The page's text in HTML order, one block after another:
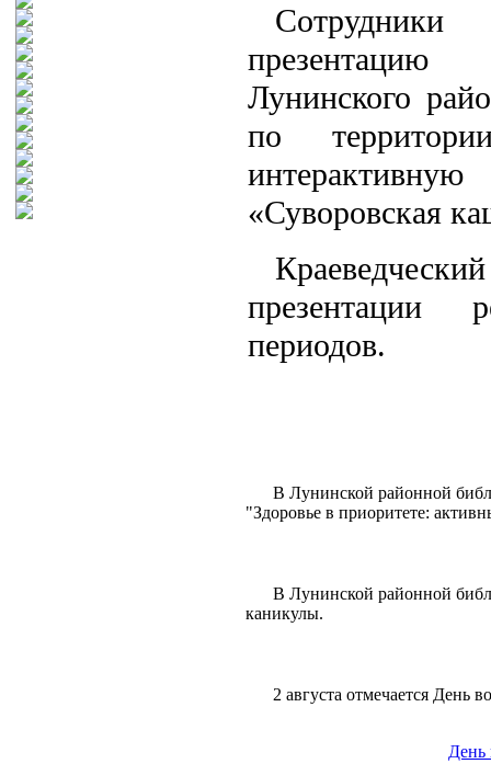
презентацию
Лунинского
по
«Суворовская
презентации
периодов.
В Лунинской районной
"Здоровье в приоритете:
В Лунинской районной
каникулы.
2 августа отмечается День
День